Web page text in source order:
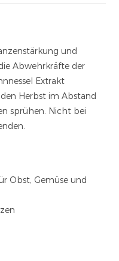
und
Abwehrkräfte der
Extrakt
Herbst im Abstand
sprühen. Nicht bei
Obst, Gemüse und